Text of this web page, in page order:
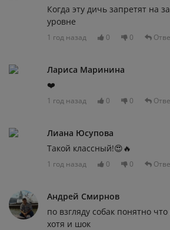
Когда эту дичь запретят на
уровне
1 год назад 0 0
Лариса Маринина
❤️
1 год назад 0 0
Лиана Юсупова
Такой классный!😍🔥
1 год назад 0 0
Андрей Смирнов
по взгляду собак понятно
хотя и шок